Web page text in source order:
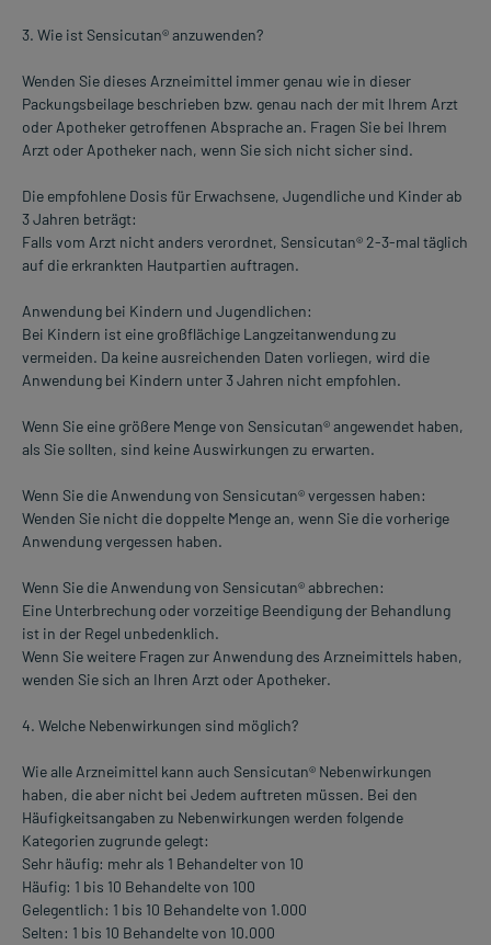
3. Wie ist Sensicutan® anzuwenden?
Wenden Sie dieses Arzneimittel immer genau wie in dieser
Packungsbeilage beschrieben bzw. genau nach der mit Ihrem Arzt
oder Apotheker getroffenen Absprache an. Fragen Sie bei Ihrem
Arzt oder Apotheker nach, wenn Sie sich nicht sicher sind.
Die empfohlene Dosis für Erwachsene, Jugendliche und Kinder ab
3 Jahren beträgt:
Falls vom Arzt nicht anders verordnet, Sensicutan® 2-3-mal täglich
auf die erkrankten Hautpartien auftragen.
Anwendung bei Kindern und Jugendlichen:
Bei Kindern ist eine großflächige Langzeitanwendung zu
vermeiden. Da keine ausreichenden Daten vorliegen, wird die
Anwendung bei Kindern unter 3 Jahren nicht empfohlen.
Wenn Sie eine größere Menge von Sensicutan® angewendet haben,
als Sie sollten, sind keine Auswirkungen zu erwarten.
Wenn Sie die Anwendung von Sensicutan® vergessen haben:
Wenden Sie nicht die doppelte Menge an, wenn Sie die vorherige
Anwendung vergessen haben.
Wenn Sie die Anwendung von Sensicutan® abbrechen:
Eine Unterbrechung oder vorzeitige Beendigung der Behandlung
ist in der Regel unbedenklich.
Wenn Sie weitere Fragen zur Anwendung des Arzneimittels haben,
wenden Sie sich an Ihren Arzt oder Apotheker.
4. Welche Nebenwirkungen sind möglich?
Wie alle Arzneimittel kann auch Sensicutan® Nebenwirkungen
haben, die aber nicht bei Jedem auftreten müssen. Bei den
Häufigkeitsangaben zu Nebenwirkungen werden folgende
Kategorien zugrunde gelegt:
Sehr häufig: mehr als 1 Behandelter von 10
Häufig: 1 bis 10 Behandelte von 100
Gelegentlich: 1 bis 10 Behandelte von 1.000
Selten: 1 bis 10 Behandelte von 10.000